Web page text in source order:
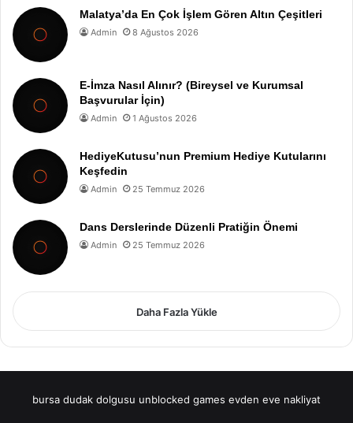
Malatya’da En Çok İşlem Gören Altın Çeşitleri
Admin 8 Ağustos 2026
E-İmza Nasıl Alınır? (Bireysel ve Kurumsal
Başvurular İçin)
Admin 1 Ağustos 2026
HediyeKutusu’nun Premium Hediye Kutularını
Keşfedin
Admin 25 Temmuz 2026
Dans Derslerinde Düzenli Pratiğin Önemi
Admin 25 Temmuz 2026
Daha Fazla Yükle
bursa dudak dolgusu unblocked games evden eve nakliyat